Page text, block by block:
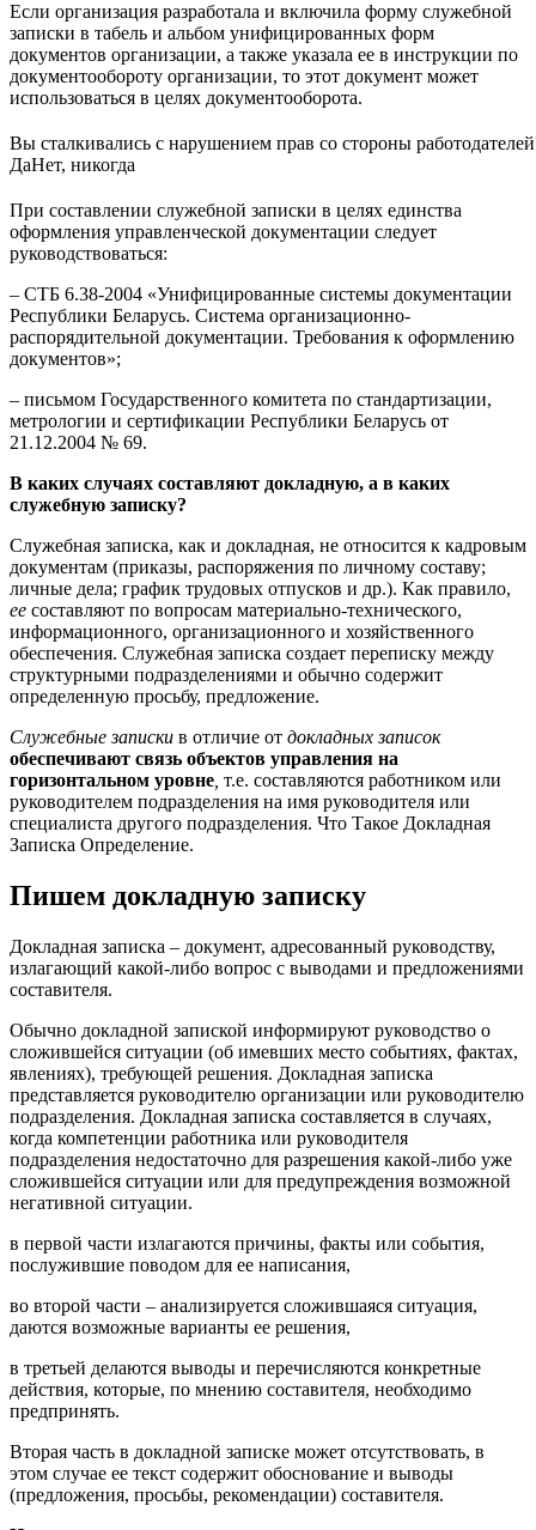
Если организация разработала и включила форму служебной
записки в табель и альбом унифицированных форм
документов организации, а также указала ее в инструкции по
документообороту организации, то этот документ может
использоваться в целях документооборота.
Вы сталкивались с нарушением прав со стороны
ДаНет, никогда
При составлении служебной записки в целях единства
оформления управленческой документации следует
руководствоваться:
– СТБ 6.38-2004 «Унифицированные системы документации
Республики Беларусь. Система организационно-
распорядительной документации. Требования к оформлению
документов»;
– письмом Государственного комитета по стандартизации,
метрологии и сертификации Республики Беларусь от
21.12.2004 № 69.
В каких случаях составляют докладную, а в каких
служебную записку?
Служебная записка, как и докладная, не относится к кадровым
документам (приказы, распоряжения по личному составу;
личные дела; график трудовых отпусков и др.). Как правило,
ее составляют по вопросам материально-технического,
информационного, организационного и хозяйственного
обеспечения. Служебная записка создает переписку между
структурными подразделениями и обычно содержит
определенную просьбу, предложение.
Служебные записки в отличие от докладных записок
обеспечивают связь объектов управления на
горизонтальном уровне т.е. составляются работником или
руководителем подразделения на имя руководителя или
специалиста другого подразделения. Что Такое Докладная
Записка Определение.
Пишем докладную записку
Докладная записка – документ, адресованный руководству,
излагающий какой-либо вопрос с выводами и предложениями
составителя.
Обычно докладной запиской информируют руководство о
сложившейся ситуации (об имевших место событиях, фактах,
явлениях), требующей решения. Докладная записка
представляется руководителю организации или руководителю
подразделения. Докладная записка составляется в случаях,
когда компетенции работника или руководителя
подразделения недостаточно для разрешения какой-либо уже
сложившейся ситуации или для предупреждения возможной
негативной ситуации.
в первой части излагаются причины, факты или события,
послужившие поводом для ее написания,
во второй части – анализируется сложившаяся ситуация,
даются возможные варианты ее решения,
в третьей делаются выводы и перечисляются конкретные
действия, которые, по мнению составителя, необходимо
предпринять.
Вторая часть в докладной записке может отсутствовать, в
этом случае ее текст содержит обоснование и выводы
(предложения, просьбы, рекомендации) составителя.